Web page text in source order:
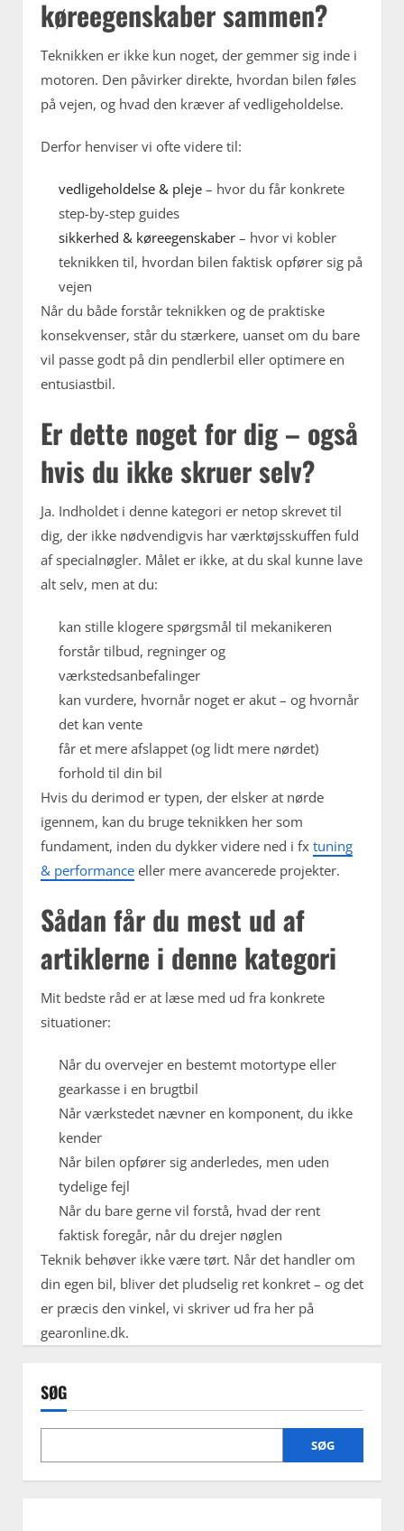
køreegenskaber sammen?
Teknikken er ikke kun noget, der gemmer sig inde i
motoren. Den påvirker direkte, hvordan bilen føles
på vejen, og hvad den kræver af vedligeholdelse.
Derfor henviser vi ofte videre til:
vedligeholdelse & pleje – hvor du får konkrete
step-by-step guides
sikkerhed & køreegenskaber – hvor vi kobler
teknikken til, hvordan bilen faktisk opfører sig på
vejen
Når du både forstår teknikken og de praktiske
konsekvenser, står du stærkere, uanset om du bare
vil passe godt på din pendlerbil eller optimere en
entusiastbil.
Er dette noget for dig – også
hvis du ikke skruer selv?
Ja. Indholdet i denne kategori er netop skrevet til
dig, der ikke nødvendigvis har værktøjsskuffen fuld
af specialnøgler. Målet er ikke, at du skal kunne lave
alt selv, men at du:
kan stille klogere spørgsmål til mekanikeren
forstår tilbud, regninger og
værkstedsanbefalinger
kan vurdere, hvornår noget er akut – og hvornår
det kan vente
får et mere afslappet (og lidt mere nørdet)
forhold til din bil
Hvis du derimod er typen, der elsker at nørde
igennem, kan du bruge teknikken her som
fundament, inden du dykker videre ned i fx tuning
& performance eller mere avancerede projekter.
Sådan får du mest ud af
artiklerne i denne kategori
Mit bedste råd er at læse med ud fra konkrete
situationer:
Når du overvejer en bestemt motortype eller
gearkasse i en brugtbil
Når værkstedet nævner en komponent, du ikke
kender
Når bilen opfører sig anderledes, men uden
tydelige fejl
Når du bare gerne vil forstå, hvad der rent
faktisk foregår, når du drejer nøglen
Teknik behøver ikke være tørt. Når det handler om
din egen bil, bliver det pludselig ret konkret – og det
er præcis den vinkel, vi skriver ud fra her på
gearonline.dk.
SØG
SØG